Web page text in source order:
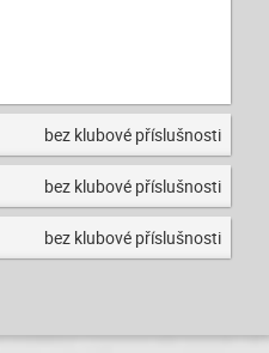
bez klubové příslušnosti
bez klubové příslušnosti
bez klubové příslušnosti